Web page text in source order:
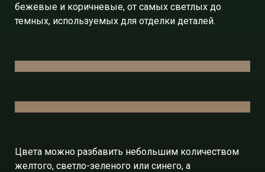
бежевые и коричневые, от самых светлых до
темных, используемых для отделки деталей.
Цвета можно разбавить небольшим количеством
желтого, светло-зеленого или синего, а